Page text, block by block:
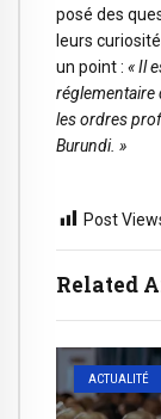
Related
ACTUALITÉ
posé des
leurs
un point : « Il
réglementaire
les ordres
Burundi. »
Post